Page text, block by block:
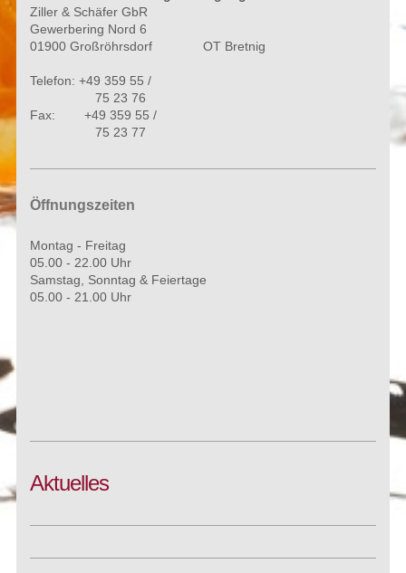
Ziller & Schäfer GbR
Gewerbering Nord 6
01900 Großröhrsdorf OT Bretnig
Telefon: +49 359 55 /
75 23 76
Fax: +49 359 55 /
75 23 77
Öffnungszeiten
Montag - Freitag
05.00 - 22.00 Uhr
Samstag, Sonntag & Feiertage
05.00 - 21.00 Uhr
Aktuelles